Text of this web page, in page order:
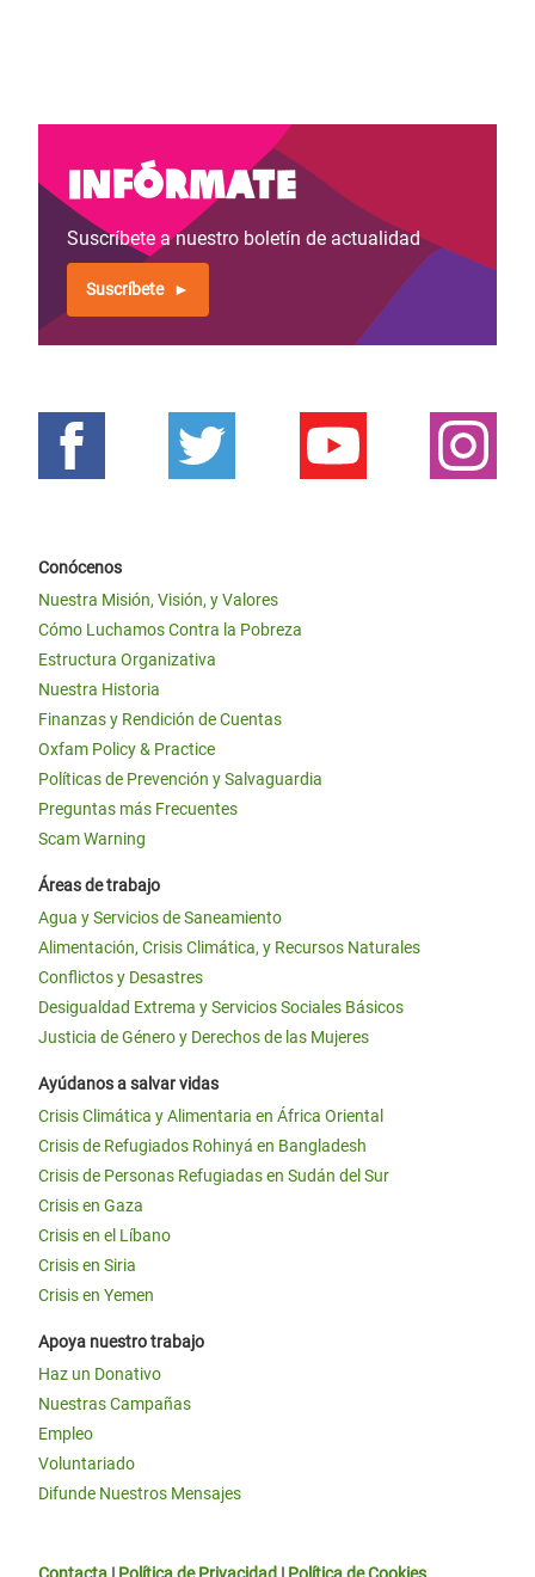
Infórmate
Suscríbete a nuestro boletín de actualidad
Suscríbete
Conócenos
Nuestra Misión, Visión, y Valores
Cómo Luchamos Contra la Pobreza
Estructura Organizativa
Nuestra Historia
Finanzas y Rendición de Cuentas
Oxfam Policy & Practice
Políticas de Prevención y Salvaguardia
Preguntas más Frecuentes
Scam Warning
Áreas de trabajo
Agua y Servicios de Saneamiento
Alimentación, Crisis Climática, y Recursos Naturales
Conflictos y Desastres
Desigualdad Extrema y Servicios Sociales Básicos
Justicia de Género y Derechos de las Mujeres
Ayúdanos a salvar vidas
Crisis Climática y Alimentaria en África Oriental
Crisis de Refugiados Rohinyá en Bangladesh
Crisis de Personas Refugiadas en Sudán del Sur
Crisis en Gaza
Crisis en el Líbano
Crisis en Siria
Crisis en Yemen
Apoya nuestro trabajo
Haz un Donativo
Nuestras Campañas
Empleo
Voluntariado
Difunde Nuestros Mensajes
Contacta | Política de Privacidad | Política de Cookies